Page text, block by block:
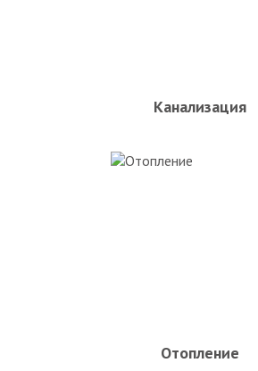
Канализация
Отопление